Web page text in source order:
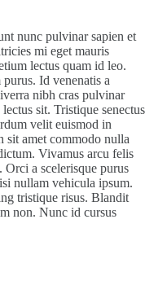
nunc pulvinar sapien et
mi eget mauris
lectus quam id leo.
Id venenatis a
nibh cras pulvinar
sit. Tristique senectus
velit euismod in
sit amet commodo nulla
Vivamus arcu felis
Orci a scelerisque purus
nullam vehicula ipsum.
tristique risus. Blandit
non. Nunc id cursus